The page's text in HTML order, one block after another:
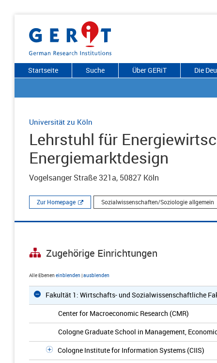
Startseite Suche Über GERiT Die
Universität zu Köln
Lehrstuhl für
Energiemarktdesign
Vogelsanger Straße 321a, 50827 Köln
Zur Homepage Sozialwissenschaften/Soziologie allgemein
Zugehörige Einrichtungen
Alle Ebenen einblenden |ausblenden
Fakultät 1: Wirtschafts- und Sozialwissenschaftliche
Center for Macroeconomic Research (CMR)
Cologne Graduate School in Management,
Cologne Institute for Information Systems (CIIS)